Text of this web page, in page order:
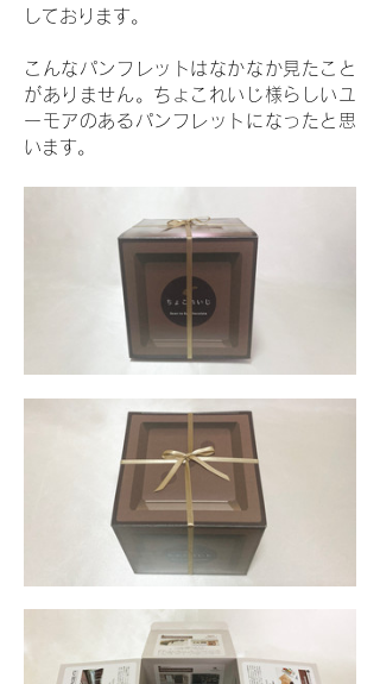
しております。
こんなパンフレットはなかなか見たこと
がありません。ちょこれいじ様らしいユ
ーモアのあるパンフレットになったと思
います。